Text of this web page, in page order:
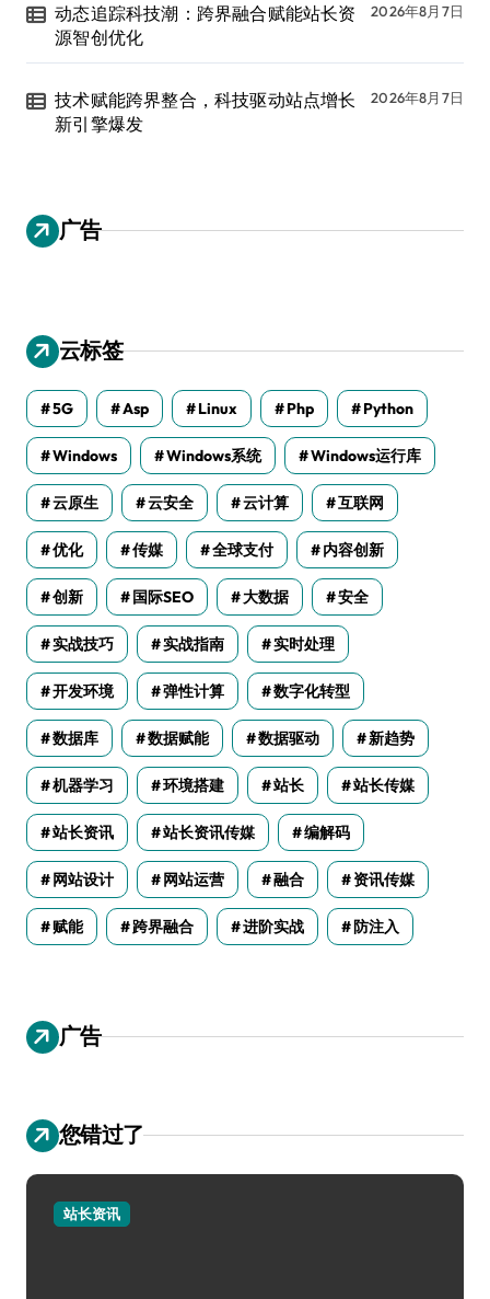
动态追踪科技潮：跨界融合赋能站长资
源智创优化
2026年8月7日
技术赋能跨界整合，科技驱动站点增长
新引擎爆发
2026年8月7日
广告
云标签
5G Asp Linux Php Python
Windows Windows系统 Windows运行库
云原生 云安全 云计算 互联网
优化 传媒 全球支付 内容创新
创新 国际SEO 大数据 安全
实战技巧 实战指南 实时处理
开发环境 弹性计算 数字化转型
数据库 数据赋能 数据驱动 新趋势
机器学习 环境搭建 站长 站长传媒
站长资讯 站长资讯传媒 编解码
网站设计 网站运营 融合 资讯传媒
赋能 跨界融合 进阶实战 防注入
广告
您错过了
站长资讯